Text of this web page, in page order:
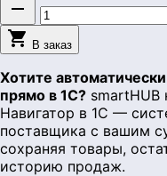

 В заказ
Хотите
прямо в 1С? smartHUB
Навигатор в 1С —
поставщика с вашим
сохраняя товары,
историю продаж.